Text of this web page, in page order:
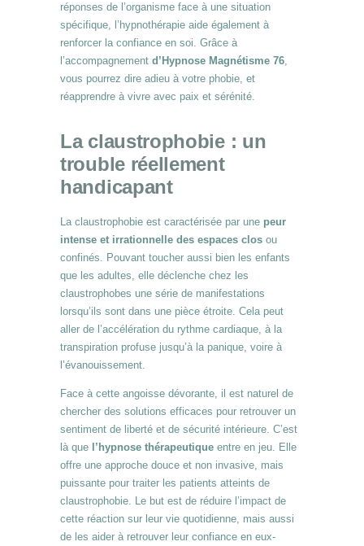
réponses de l’organisme face à une situation
spécifique, l’hypnothérapie aide également à
renforcer la confiance en soi. Grâce à
l’accompagnement d’Hypnose Magnétisme 76,
vous pourrez dire adieu à votre phobie, et
réapprendre à vivre avec paix et sérénité.
La claustrophobie : un
trouble réellement
handicapant
La claustrophobie est caractérisée par une peur
intense et irrationnelle des espaces clos ou
confinés. Pouvant toucher aussi bien les enfants
que les adultes, elle déclenche chez les
claustrophobes une série de manifestations
lorsqu’ils sont dans une pièce étroite. Cela peut
aller de l’accélération du rythme cardiaque, à la
transpiration profuse jusqu’à la panique, voire à
l’évanouissement.
Face à cette angoisse dévorante, il est naturel de
chercher des solutions efficaces pour retrouver un
sentiment de liberté et de sécurité intérieure. C’est
là que l’hypnose thérapeutique entre en jeu. Elle
offre une approche douce et non invasive, mais
puissante pour traiter les patients atteints de
claustrophobie. Le but est de réduire l’impact de
cette réaction sur leur vie quotidienne, mais aussi
de les aider à retrouver leur confiance en eux-